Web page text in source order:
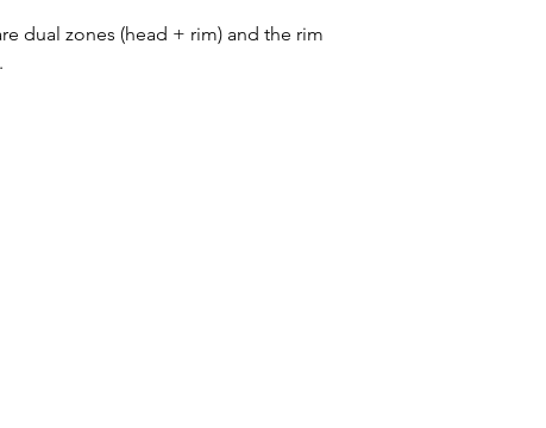
dual zones (head + rim) and the rim